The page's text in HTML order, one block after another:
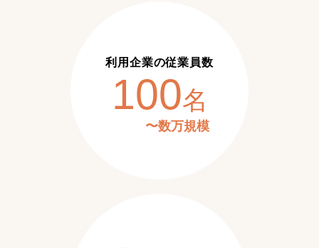
利用企業の従業員数
100名
〜数万規模